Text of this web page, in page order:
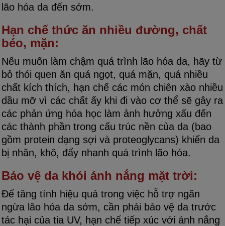
lão hóa da đến sớm.
Hạn chế thức ăn nhiều đường, chất
béo, mặn:
Nếu muốn làm chậm quá trình lão hóa da, hãy từ
bỏ thói quen ăn quá ngọt, quá mặn, quá nhiều
chất kích thích, hạn chế các món chiên xào nhiều
dầu mỡ vì các chất ấy khi đi vào cơ thể sẽ gây ra
các phản ứng hóa học làm ảnh hưởng xấu đến
các thành phần trong cấu trúc nền của da (bao
gồm protein dạng sợi và proteoglycans) khiến da
bị nhăn, khô, đẩy nhanh quá trình lão hóa.
Bảo vệ da khỏi ánh nắng mặt trời:
Để tăng tính hiệu quả trong việc hỗ trợ ngăn
ngừa lão hóa da sớm, cần phải bảo vệ da trước
tác hại của tia UV, hạn chế tiếp xúc với ánh nắng